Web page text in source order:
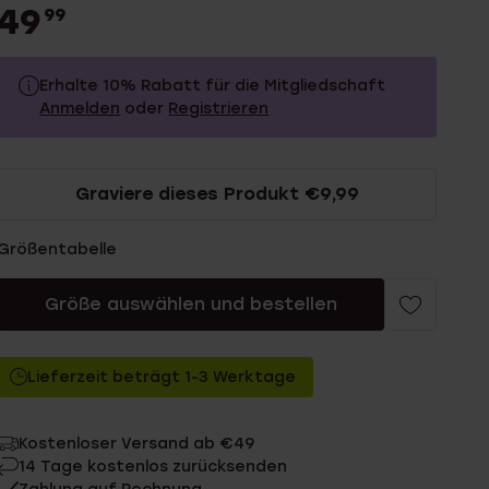
99
Erhalte 10% Rabatt für die Mitgliedschaft
Anmelden oder Registrieren
Mit Mitgliederrabatt
Graviere dieses Produkt €9,99
Größe auswählen und bestellen
Lieferzeit beträgt 1-3 Werktage
Kostenloser Versand ab €49
14 Tage kostenlos zurücksenden